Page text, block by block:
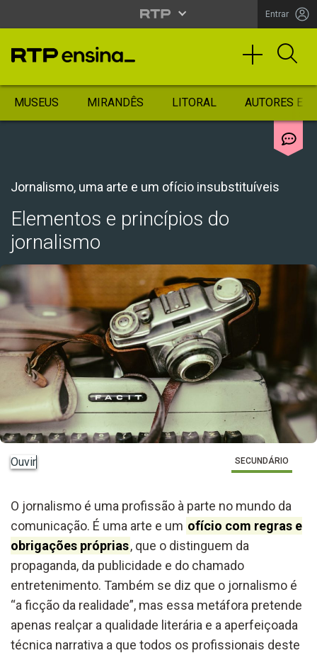
Entrar
MUSEUS MIRANDÊS LITORAL AUTORES
Jornalismo, uma arte e um ofício insubstituíveis
Elementos e princípios do
jornalismo
Ouvir SECUNDÁRIO
O jornalismo é uma profissão à parte no mundo da
comunicação. É uma arte e um ofício com regras e
obrigações próprias, que o distinguem da
propaganda, da publicidade e do chamado
entretenimento. Também se diz que o jornalismo é
“a ficção da realidade”, mas essa metáfora pretende
apenas realçar a qualidade literária e a aperfeiçoada
técnica narrativa a que todos os profissionais deste